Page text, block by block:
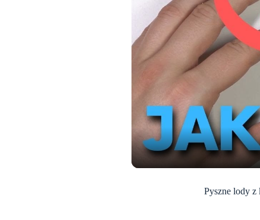
Pyszne lody z